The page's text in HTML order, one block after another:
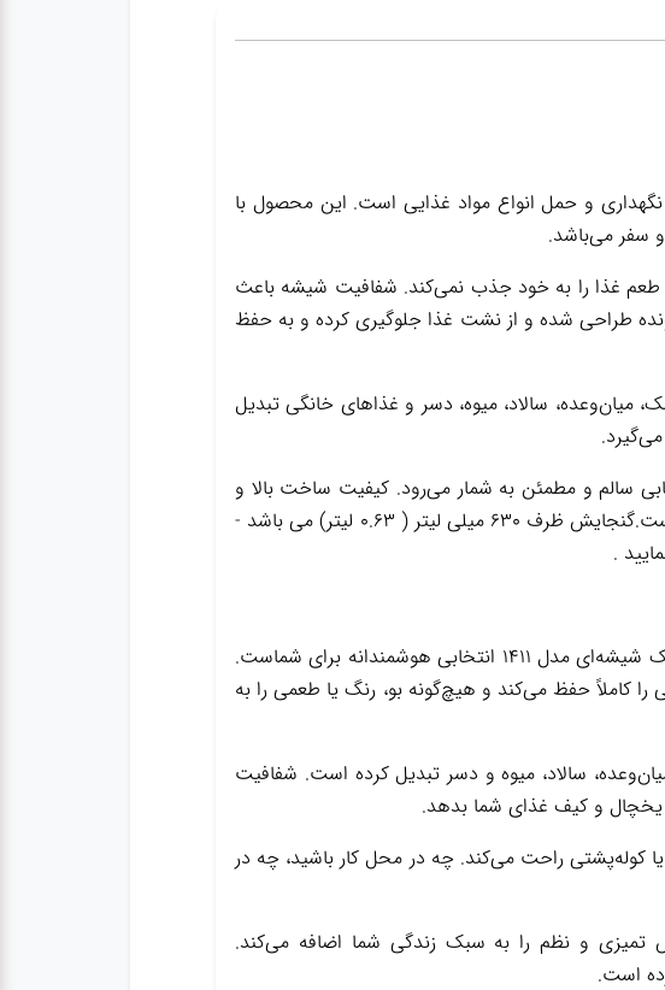
باکیفیت و بادوام برای نگهداری و حمل انواع مواد غذایی است. این محصول با
و سفر می‌باشد.
طعم غذا را به خود جذب نمی‌کند. شفافیت شیشه باعث
طراحی شده و از نشت غذا جلوگیری کرده و به حفظ
میان‌وعده، سالاد، میوه، دسر و غذاهای خانگی تبدیل
روزانه انتخابی سالم و مطمئن به شمار می‌رود. کیفیت ساخت بالا و
طراحی کاربردی، این محصول را به گزینه‌ای محبوب در میان ظروف نگهدارنده غذا تبدیل کرده است.گنجایش ظرف 630 میلی لیتر ( 0.63 لیتر) می باشد -
.
اگر به دنبال ظرفی سالم، شیک و بادوام برای نگهداری غذای روزانه خود هستید، ظرف غذا یونیک شیشه‌ای مدل ۱۴۱۱ انتخابی هوشمندانه برای شماست.
کاملاً حفظ می‌کند و هیچ‌گونه بو، رنگ یا طعمی را به
سالاد، میوه و دسر تبدیل کرده است. شفافیت
و کیف غذای شما بدهد.
راحت می‌کند. چه در محل کار باشید، چه در
خود، حس تمیزی و نظم را به سبک زندگی شما اضافه می‌کند.
است.